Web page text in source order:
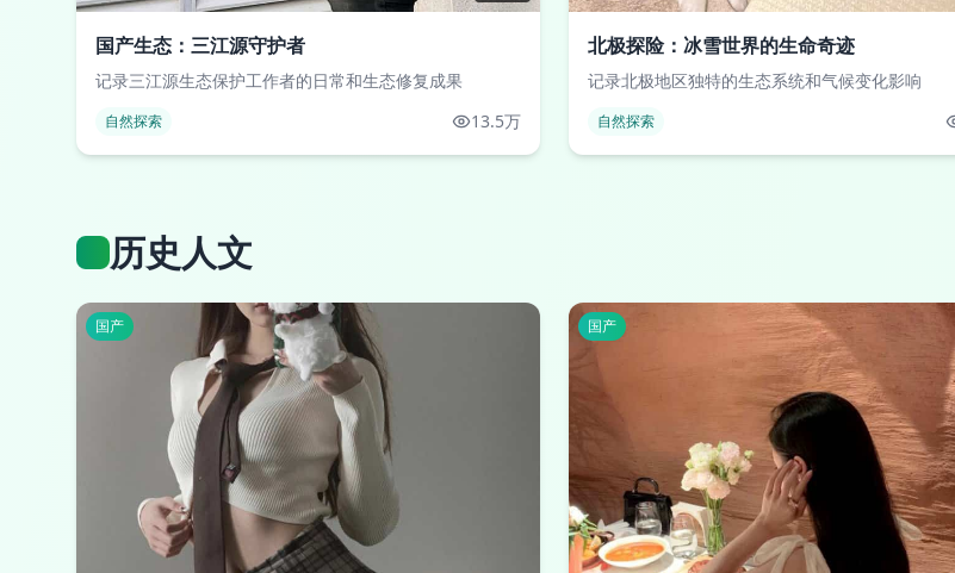
国产生态：三江源守护者
记录三江源生态保护工作者的日常和生态修复成果
自然探索 13.5万
北极探险：冰雪世界的生命奇迹
记录北极地区独特的生态系统和气候变化影响
自然探索
历史人文
国产 国产